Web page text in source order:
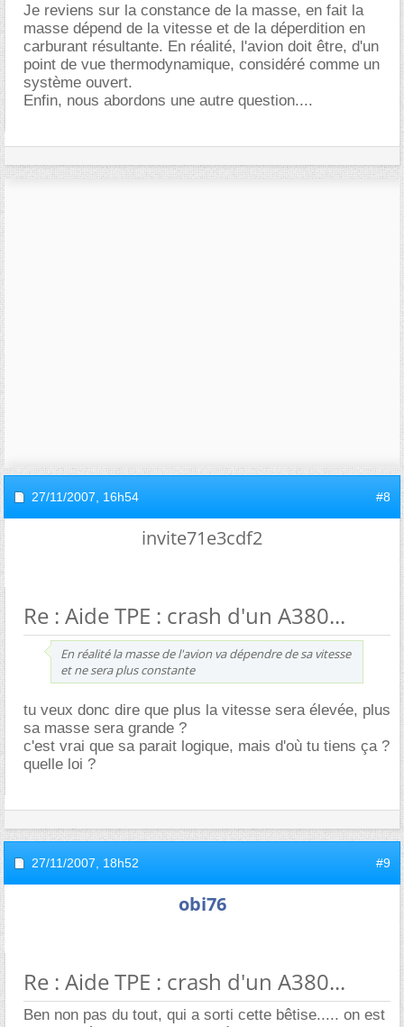
Je reviens sur la constance de la masse, en fait la
masse dépend de la vitesse et de la déperdition en
carburant résultante. En réalité, l'avion doit être, d'un
point de vue thermodynamique, considéré comme un
système ouvert.
Enfin, nous abordons une autre question....
27/11/2007, 16h54 #8
invite71e3cdf2
Re : Aide TPE : crash d'un A380...
En réalité la masse de l'avion va dépendre de sa vitesse
et ne sera plus constante
tu veux donc dire que plus la vitesse sera élevée, plus
sa masse sera grande ?
c'est vrai que sa parait logique, mais d'où tu tiens ça ?
quelle loi ?
27/11/2007, 18h52 #9
obi76
Re : Aide TPE : crash d'un A380...
Ben non pas du tout, qui a sorti cette bêtise..... on est